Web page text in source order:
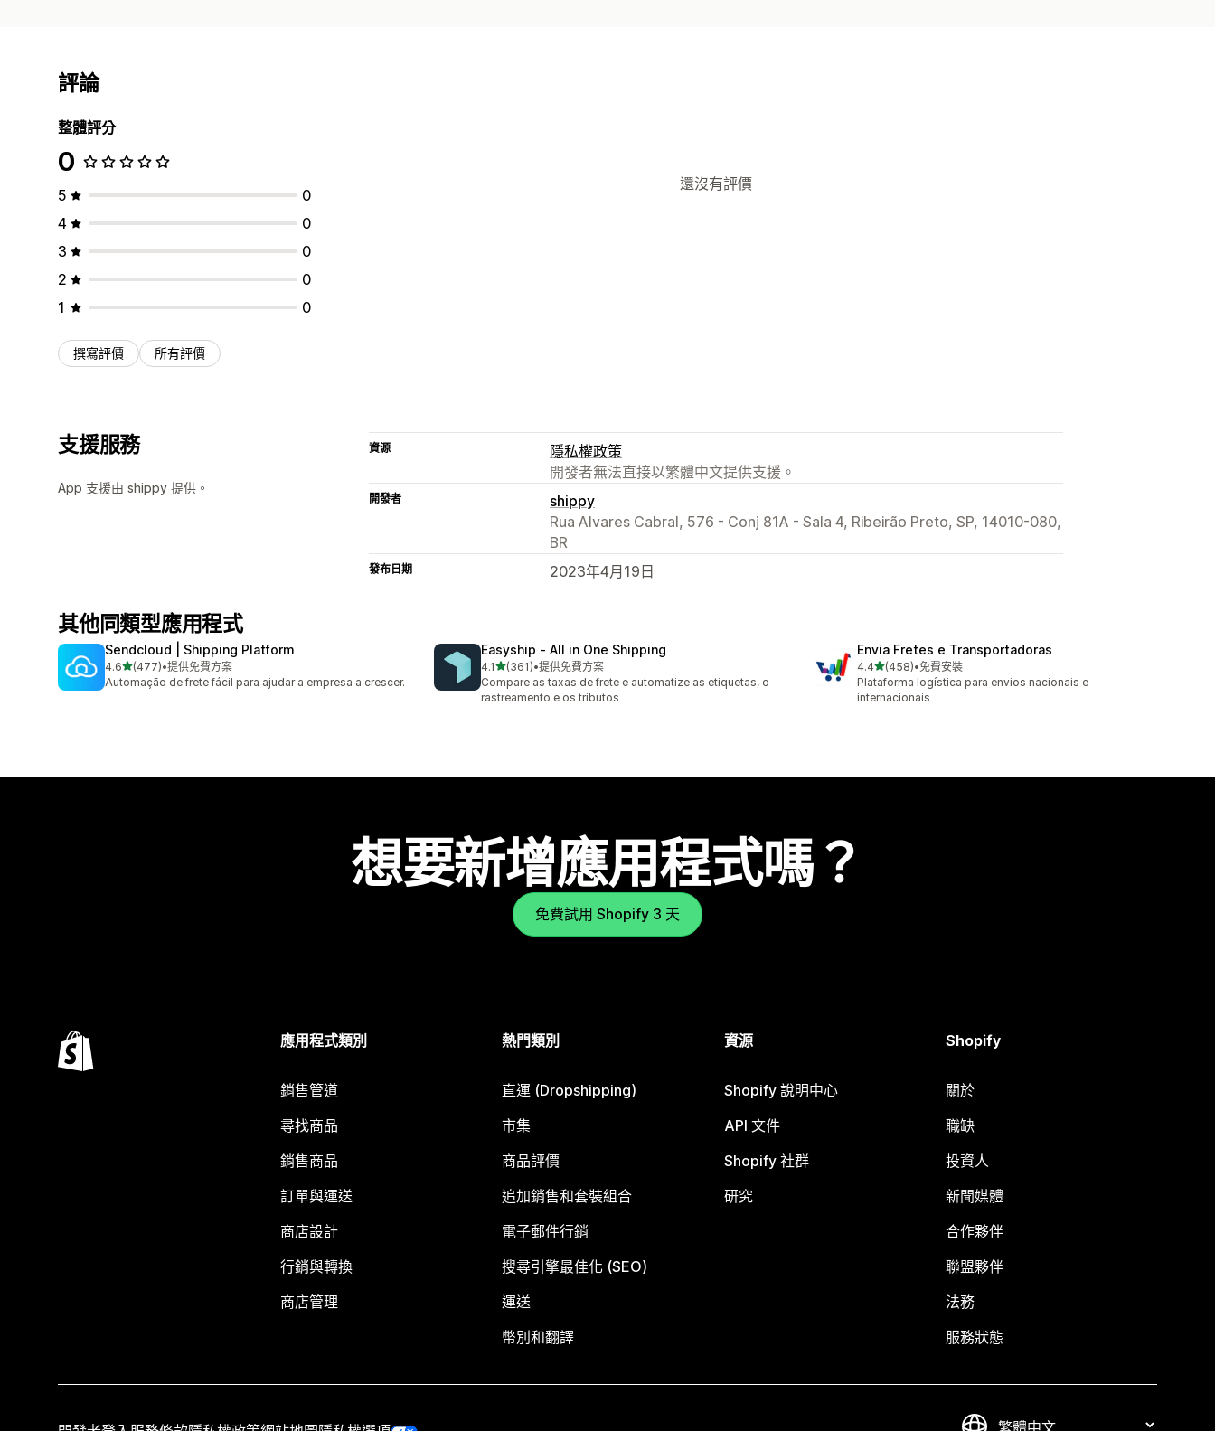
評論
整體評分
0
5
0
4
0
3
0
2
0
1
0
撰寫評價 所有評價
還沒有評價
支援服務
App 支援由 shippy 提供。
資源
隱私權政策
開發者無法直接以繁體中文提供支援。
開發者
shippy
Rua Alvares Cabral, 576 - Conj 81A - Sala 4, Ribeirão Preto, SP, 14010-080,
BR
發布日期 2023年4月19日
其他同類型應用程式
Sendcloud | Shipping Platform
4.6滿分 5 顆星
(477)
共有 477 則評價
•提供免費方案
Automação de frete fácil para ajudar a empresa a crescer.
Easyship ‑ All in One Shipping
4.1滿分 5 顆星
(361)
共有 361 則評價
•提供免費方案
Compare as taxas de frete e automatize as etiquetas, o
rastreamento e os tributos
Envia Fretes e Transportadoras
4.4滿分 5 顆星
(458)
共有 458 則評價
•免費安裝
Plataforma logística para envios nacionais e
internacionais
想要新增應用程式嗎？
免費試用 Shopify 3 天
應用程式類別
銷售管道
尋找商品
銷售商品
訂單與運送
商店設計
行銷與轉換
商店管理
熱門類別
直運 (Dropshipping)
市集
商品評價
追加銷售和套裝組合
電子郵件行銷
搜尋引擎最佳化 (SEO)
運送
幣別和翻譯
資源
Shopify 說明中心
API 文件
Shopify 社群
研究
Shopify
關於
職缺
投資人
新聞媒體
合作夥伴
聯盟夥伴
法務
服務狀態